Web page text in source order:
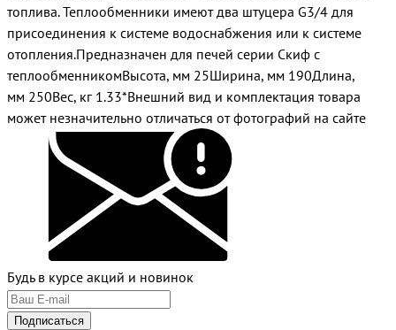
топлива. Теплообменники имеют два штуцера G3/4 для
присоединения к системе водоснабжения или к системе
отопления.Предназначен для печей серии Скиф с
теплообменникомВысота, мм 25Ширина, мм 190Длина,
мм 250Вес, кг 1.33*Внешний вид и комплектация товара
может незначительно отличаться от фотографий на сайте
Будь в курсе акций и новинок
Подписаться